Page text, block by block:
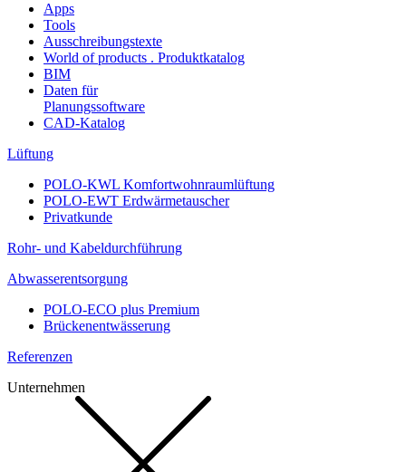
Apps
Tools
Ausschreibungstexte
World of products . Produktkatalog
BIM
Daten für
Planungssoftware
CAD-Katalog
Lüftung
POLO-KWL Komfortwohnraumlüftung
POLO-EWT Erdwärmetauscher
Privatkunde
Rohr- und Kabeldurchführung
Abwasserentsorgung
POLO-ECO plus Premium
Brückenentwässerung
Referenzen
Unternehmen